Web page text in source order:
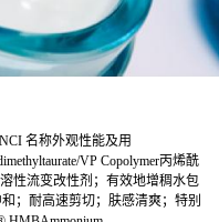
名称外观性能及用
VP Copolymer丙烯酰
性流变改性剂；有效地增稠水包
；耐高速剪切；肤感清爽；特别